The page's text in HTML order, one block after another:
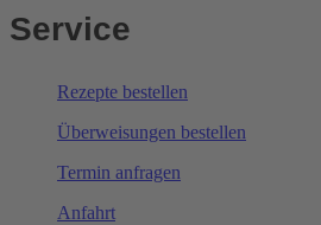
Service
Rezepte bestellen
Überweisungen bestellen
Termin anfragen
Anfahrt